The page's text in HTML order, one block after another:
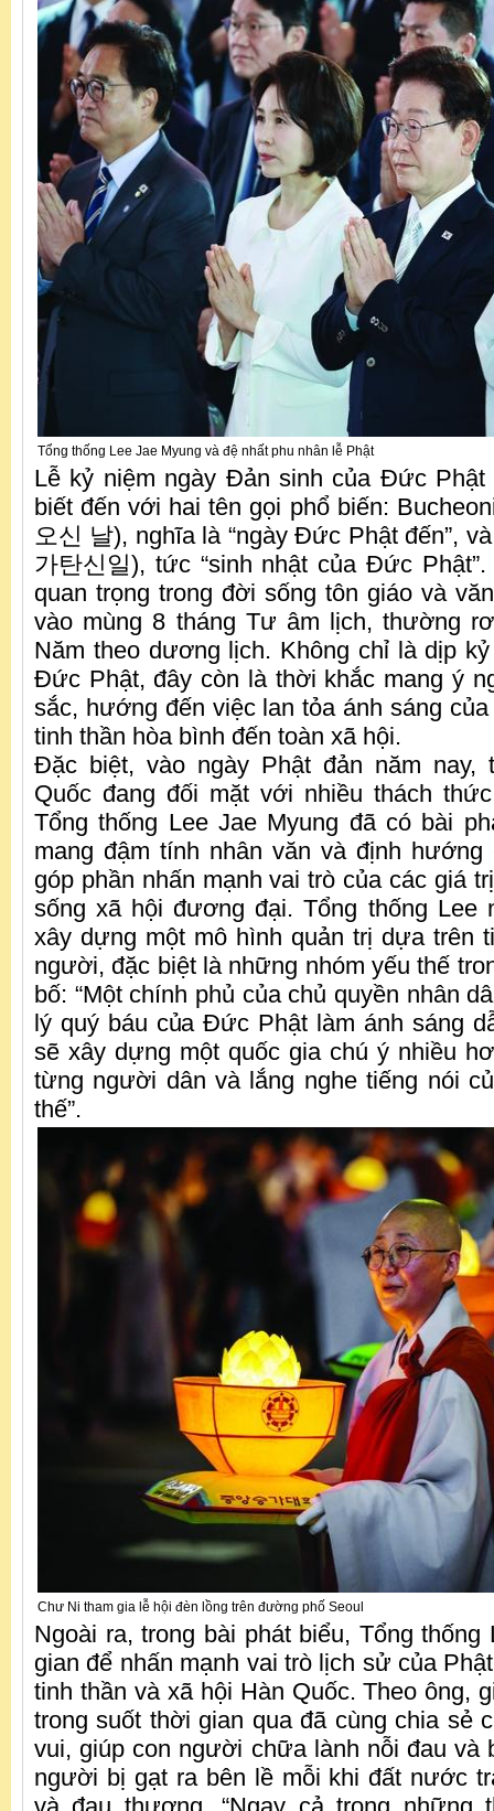
Tổng thống Lee Jae Myung và đệ nhất phu nhân lễ Phật
Lễ kỷ niệm ngày Đản sinh của Đức
biết đến với hai tên gọi phổ biến:
오신 날), nghĩa là “ngày Đức Phật đến”,
가탄신일), tức “sinh nhật của Đức
quan trọng trong đời sống tôn giáo và
vào mùng 8 tháng Tư âm lịch, thường
Năm theo dương lịch. Không chỉ là dịp
Đức Phật, đây còn là thời khắc mang ý
sắc, hướng đến việc lan tỏa ánh sáng
tinh thần hòa bình đến toàn xã hội.
Đặc biệt, vào ngày Phật đản năm nay,
Quốc đang đối mặt với nhiều thách
Tổng thống Lee Jae Myung đã có bài
mang đậm tính nhân văn và định hướng
góp phần nhấn mạnh vai trò của các giá
sống xã hội đương đại. Tổng thống Lee
xây dựng một mô hình quản trị dựa trên
người, đặc biệt là những nhóm yếu thế
bố: “Một chính phủ của chủ quyền nhân
lý quý báu của Đức Phật làm ánh sáng
sẽ xây dựng một quốc gia chú ý nhiều
từng người dân và lắng nghe tiếng nói
thế”.
Chư Ni tham gia lễ hội đèn lồng trên đường phố Seoul
Ngoài ra, trong bài phát biểu, Tổng thống
gian để nhấn mạnh vai trò lịch sử của
tinh thần và xã hội Hàn Quốc. Theo ông,
trong suốt thời gian qua đã cùng chia sẻ
vui, giúp con người chữa lành nỗi đau và
người bị gạt ra bên lề mỗi khi đất nước